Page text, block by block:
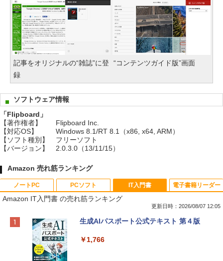
記事をオリジナルの“雑誌”に登
録
“コンテンツガイド版”画面
ソフトウェア情報
「Flipboard」
【著作権者】
Flipboard Inc.
【対応OS】
Windows 8.1/RT 8.1（x86, x64, ARM）
【ソフト種別】
フリーソフト
【バージョン】
2.0.3.0（13/11/15）
Amazon 売れ筋ランキング
ノートPC
Apple 2026 MacBook Neo A18 Proチッ
e Intelligence、Liquid Retinaディスプ
PCソフト
Robloxギフトカード - 800 Robux 【限
インゲームコード】 ロブロックス | オン
IT入門書
Amazon IT入門書 の売れ筋ランキング
更新日時：2026/08/07 12:05
生成AIパスポート公式テキスト 第４版
￥1,766
電子書籍リーダー